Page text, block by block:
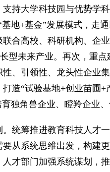
持大学科技园与优势学
地+基金”发展模式，走
合高校、科研机构、企
型未来产业。再次，重
、引领性、龙头性企业
造“试验基地+创业苗圃
独角兽企业、瞪羚企业、
筹推进教育科技人才一
从系统思维出发，构建
才部门加强系统谋划，